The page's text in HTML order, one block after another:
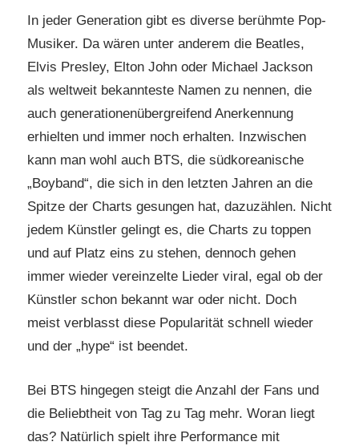
In jeder Generation gibt es diverse berühmte Pop-
Musiker. Da wären unter anderem die Beatles,
Elvis Presley, Elton John oder Michael Jackson
als weltweit bekannteste Namen zu nennen, die
auch generationenübergreifend Anerkennung
erhielten und immer noch erhalten. Inzwischen
kann man wohl auch BTS, die südkoreanische
„Boyband“, die sich in den letzten Jahren an die
Spitze der Charts gesungen hat, dazuzählen. Nicht
jedem Künstler gelingt es, die Charts zu toppen
und auf Platz eins zu stehen, dennoch gehen
immer wieder vereinzelte Lieder viral, egal ob der
Künstler schon bekannt war oder nicht. Doch
meist verblasst diese Popularität schnell wieder
und der „hype“ ist beendet.
Bei BTS hingegen steigt die Anzahl der Fans und
die Beliebtheit von Tag zu Tag mehr. Woran liegt
das? Natürlich spielt ihre Performance mit